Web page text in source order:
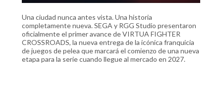
Una ciudad nunca antes vista. Una historia
completamente nueva. SEGA y RGG Studio presentaron
oficialmente el primer avance de VIRTUA FIGHTER
CROSSROADS, la nueva entrega de la icónica franquicia
de juegos de pelea que marcará el comienzo de una nueva
etapa para la serie cuando llegue al mercado en 2027.